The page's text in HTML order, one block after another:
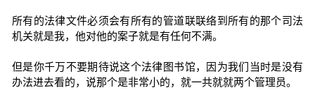
所有的法律文件必须会有所有的管道联联络到所有的那个司法
机关就是我，他对他的案子就是有任何不满。
但是你千万不要期待说这个法律图书馆，因为我们当时是没有
办法进去看的，说那个是非常小的，就一共就就两个管理员。